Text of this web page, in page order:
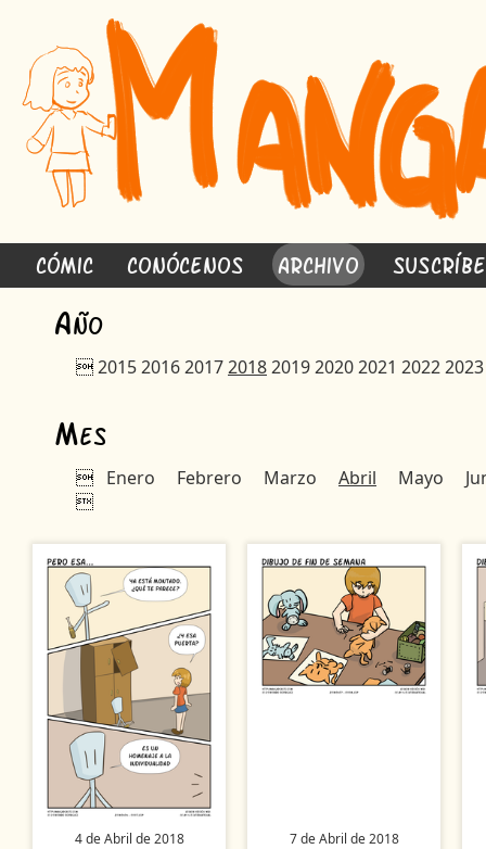
Cómic Conócenos Archivo
Año
2015201620172018201920202021 20222023
Mes
 Enero Febrero Marzo Abril Mayo

4 de Abril de 2018 7 de Abril de 2018